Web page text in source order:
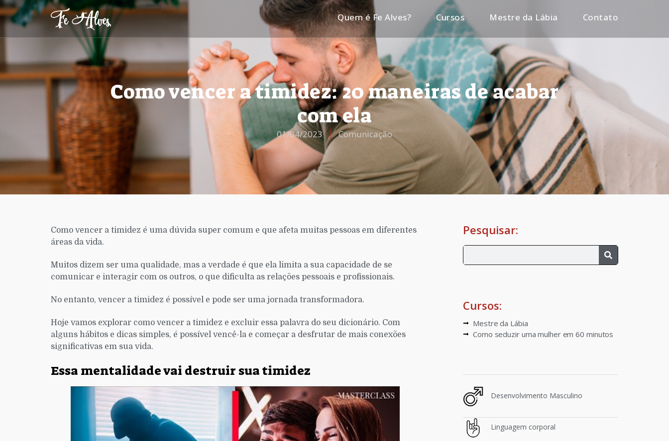
Quem é Fe Alves? Cursos Mestre da Lábia Contato
Como vencer a timidez: 20 maneiras de acabar
com ela
01/04/2023 Comunicação
Como vencer a timidez é uma dúvida super comum e que afeta muitas pessoas em diferentes
áreas da vida.
Muitos dizem ser uma qualidade, mas a verdade é que ela limita a sua capacidade de se
comunicar e interagir com os outros, o que dificulta as relações pessoais e profissionais.
No entanto, vencer a timidez é possível e pode ser uma jornada transformadora.
Hoje vamos explorar como vencer a timidez e excluir essa palavra do seu dicionário. Com
alguns hábitos e dicas simples, é possível vencê-la e começar a desfrutar de mais conexões
significativas em sua vida.
Essa mentalidade vai destruir sua timidez
Pesquisar:
Cursos:
Mestre da Lábia
Como seduzir uma mulher em 60 minutos
Desenvolvimento Masculino
Linguagem corporal